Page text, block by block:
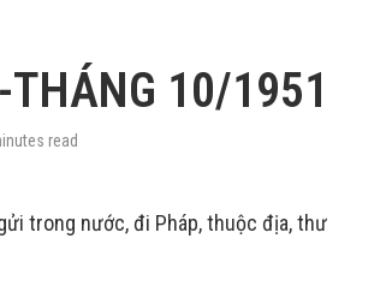
10/1951
read
trong nước, đi Pháp, thuộc địa, thư